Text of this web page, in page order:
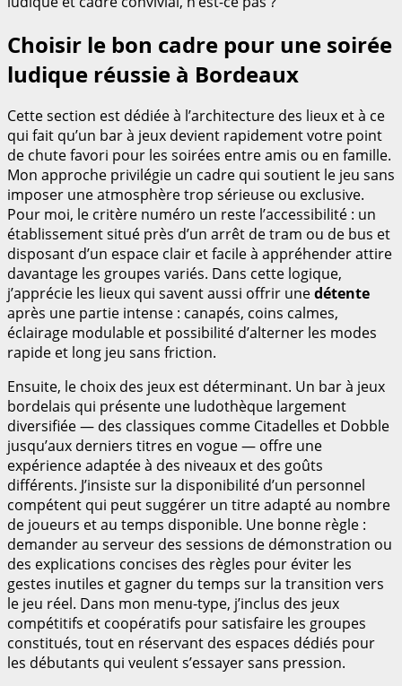
Choisir le bon cadre pour une soirée
ludique réussie à Bordeaux
Cette section est dédiée à l’architecture des lieux et à ce
qui fait qu’un bar à jeux devient rapidement votre point
de chute favori pour les soirées entre amis ou en famille.
Mon approche privilégie un cadre qui soutient le jeu sans
imposer une atmosphère trop sérieuse ou exclusive.
Pour moi, le critère numéro un reste l’accessibilité : un
établissement situé près d’un arrêt de tram ou de bus et
disposant d’un espace clair et facile à appréhender attire
davantage les groupes variés. Dans cette logique,
j’apprécie les lieux qui savent aussi offrir unedétente
après une partie intense : canapés, coins calmes,
éclairage modulable et possibilité d’alterner les modes
rapide et long jeu sans friction.
Ensuite, le choix des jeux est déterminant. Un bar à jeux
bordelais qui présente une ludothèque largement
diversifiée — des classiques comme Citadelles et Dobble
jusqu’aux derniers titres en vogue — offre une
expérience adaptée à des niveaux et des goûts
différents. J’insiste sur la disponibilité d’un personnel
compétent qui peut suggérer un titre adapté au nombre
de joueurs et au temps disponible. Une bonne règle :
demander au serveur des sessions de démonstration ou
des explications concises des règles pour éviter les
gestes inutiles et gagner du temps sur la transition vers
le jeu réel. Dans mon menu-type, j’inclus des jeux
compétitifs et coopératifs pour satisfaire les groupes
constitués, tout en réservant des espaces dédiés pour
les débutants qui veulent s’essayer sans pression.